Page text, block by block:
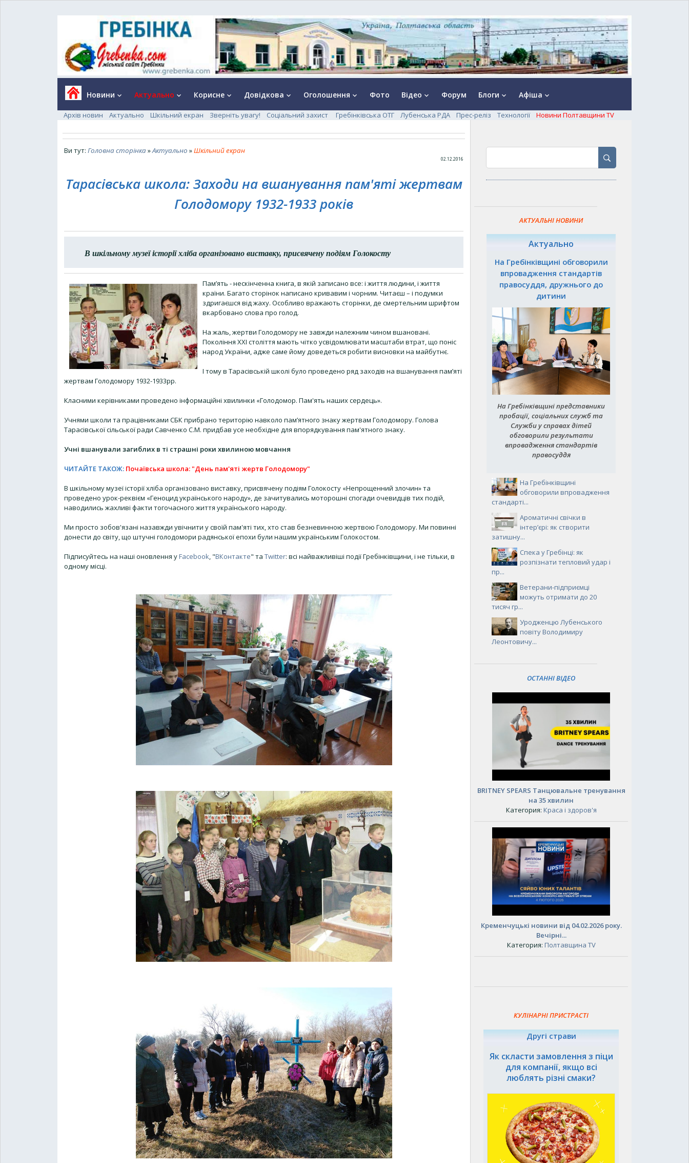
Новини keyboard_arrow_down Актуально keyboard_arrow_down Корисне keyboard_arrow_down Довідкова keyboard_arrow_down Оголошення keyboard_arrow_down Фото Відео keyboard_arrow_down Форум Блоги keyboard_arrow_down Афіша keyboard_arrow_down
Архів новин Актуально Шкільний екран Зверніть увагу! Соціальний захист Гребінківська ОТГ Лубенська РДА Прес-реліз Технології Новини Полтавщини TV
Ви тут: Головна сторінка»Актуально »Шкільний екран
02.12.2016
Тарасівська школа: Заходи на вшанування пам'яті жертвам
Голодомору 1932-1933 років
В шкільному музеї історії хліба організовано виставку, присвячену подіям Голокосту
Пам’ять - нескінченна книга, в якій записано все: і життя людини, і життя
країни. Багато сторінок написано кривавим і чорним. Читаєш – і подумки
здригаєшся від жаху. Особливо вражають сторінки, де смертельним шрифтом
вкарбовано слова про голод.
На жаль, жертви Голодомору не завжди належним чином вшановані.
Покоління ХХІ століття мають чітко усвідомлювати масштаби втрат, що поніс
народ України, адже саме йому доведеться робити висновки на майбутнє.
І тому в Тарасівській школі було проведено ряд заходів на вшанування пам’яті
жертвам Голодомору 1932-1933рр.
Класними керівниками проведено інформаційні хвилинки «Голодомор. Пам'ять наших сердець».
Учнями школи та працівниками СБК прибрано територію навколо пам’ятного знаку жертвам Голодомору. Голова
Тарасівської сільської ради Савченко С.М. придбав усе необхідне для впорядкування пам'ятного знаку.
Учні вшанували загиблих в ті страшні роки хвилиною мовчання
ЧИТАЙТЕ ТАКОЖ: Почаївська школа: "День пам'яті жертв Голодомору"
В шкільному музеї історії хліба організовано виставку, присвячену подіям Голокосту «Непрощенний злочин» та
проведено урок-реквієм «Геноцид українського народу», де зачитувались моторошні спогади очевидців тих подій,
наводились жахливі факти тогочасного життя українського народу.
Ми просто зобов'язані назавжди увічнити у своїй пам'яті тих, хто став безневинною жертвою Голодомору. Ми повинні
донести до світу, що штучні голодомори радянської епохи були нашим українським Голокостом.
Підписуйтесь на наші оновлення уFacebook, "ВКонтакте" та Twitter: всі найважливіші події Гребінківщини, і не тільки, в
одному місці.
АКТУАЛЬНІ НОВИНИ
Актуально
На Гребінківщині обговорили
впровадження стандартів
правосуддя, дружнього до
дитини
На Гребінківщині представники
пробації, соціальних служб та
Служби у справах дітей
обговорили результати
впровадження стандартів
правосуддя
На Гребінківщині
обговорили впровадження
стандарті...
Ароматичні свічки в
інтер’єрі: як створити
затишну...
Спека у Гребінці: як
розпізнати тепловий удар і
пр...
Ветерани-підприємці
можуть отримати до 20
тисяч гр...
Уродженцю Лубенського
повіту Володимиру
Леонтовичу...
ОСТАННІ ВІДЕО
BRITNEY SPEARS Танцювальне тренування
на 35 хвилин
Категория: Краса і здоров'я
Кременчуцькі новини від 04.02.2026 року.
Вечірні...
Категория: Полтавщина TV
КУЛІНАРНІ ПРИСТРАСТІ
Другі страви
Як скласти замовлення з піци
для компанії, якщо всі
люблять різні смаки?